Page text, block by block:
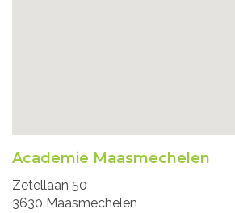
Academie Maasmechelen
Adres
Zetellaan 50
3630 Maasmechelen